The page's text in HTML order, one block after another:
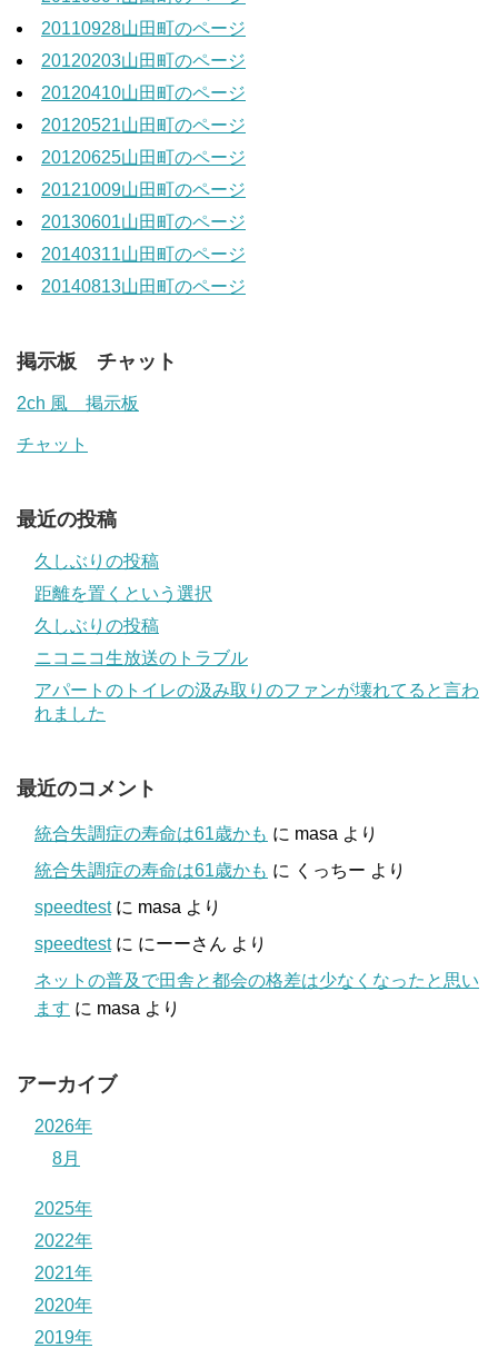
20110928山田町のページ
20120203山田町のページ
20120410山田町のページ
20120521山田町のページ
20120625山田町のページ
20121009山田町のページ
20130601山田町のページ
20140311山田町のページ
20140813山田町のページ
掲示板 チャット
2ch 風 掲示板
チャット
最近の投稿
久しぶりの投稿
距離を置くという選択
久しぶりの投稿
ニコニコ生放送のトラブル
アパートのトイレの汲み取りのファンが壊れてると言わ
れました
最近のコメント
統合失調症の寿命は61歳かも に masa より
統合失調症の寿命は61歳かも に くっちー より
speedtestに masa より
speedtestに にーーさん より
ネットの普及で田舎と都会の格差は少なくなったと思い
ます に masa より
アーカイブ
2026年
8月
2025年
2022年
2021年
2020年
2019年